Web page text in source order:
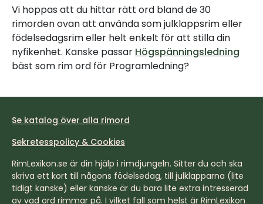
Vi hoppas att du hittar rätt ord bland de 30
rimorden ovan att använda som julklappsrim eller
födelsedagsrim eller helt enkelt för att stilla din
nyfikenhet. Kanske passar Högspänningsledning
bäst som rim ord för Programledning?
Se katalog över alla rimord
Sekretesspolicy & Cookies
RimLexikon.se är din hjälp i rimdjungeln. Sitter du och ska
skriva ett kort till någons födelsedag, till julklapparna (lite
tidigt kanske) eller kanske är du bara lite extra intresserad
av vad ord rimmar på. I vilket fall som helst är RimLexikon